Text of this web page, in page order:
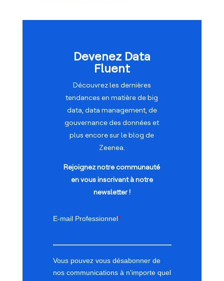
Devenez Data
Fluent
Découvrez les dernières
tendances en matière de big
data, data management, de
gouvernance des données et
plus encore sur le blog de
Zeenea.
Rejoignez notre communauté
en vous inscrivant à notre
newsletter !